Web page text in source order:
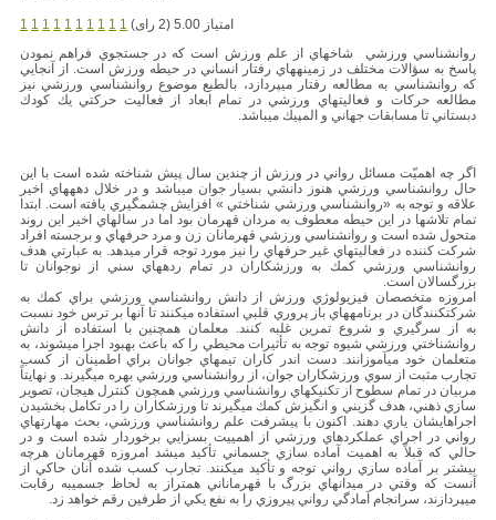
1 1 1 1 1 1 1 1 1 1
امتیاز 5.00 (2 رای)
روان‎شناسي ورزشي شاخه‎اي از علم ورزش است كه در جستجوي فراهم نمودن
پاسخ به سؤالات مختلف در زمينه‎هاي رفتار انساني در حيطه ورزش است. از آنجايي
كه روان‎شناسي به مطالعه رفتار مي‎پردازد، بالطبع موضوع روان‎شناسي ورزشي نيز
مطالعه حركات و فعاليت‎هاي ورزشي در تمام ابعاد از فعاليت حركتي يك كودك
دبستاني تا مسابقات جهاني و المپيك مي‎باشد.
اگر چه اهميّت مسائل رواني در ورزش از چندين سال پيش شناخته شده است با اين
حال روان‎شناسي ورزشي هنوز دانشي بسيار جوان مي‎باشد و در خلال دهه‎هاي اخير
علاقه و توجه به «روان‎شناسي ورزشي شناختي » افزايش چشم‎گيري يافته است. ابتدا
تمام تلاش‎ها در اين حيطه معطوف به مردان قهرمان بود اما در سال‎هاي اخير اين روند
متحول شده است و روان‎شناسي ورزشي قهرمانان زن و مرد حرفه‎اي و برجسته افراد
شركت كننده در فعاليت‎هاي غير حرفه‏اي را نيز مورد توجه قرار مي‎دهد. به عبارتي هدف
روان‎شناسي ورزشي كمك به ورزشكاران در تمام رده‎هاي سني از نوجوانان تا
بزرگسالان است.
امروزه متخصصان فيزيولوژي ورزش از دانش روان‎شناسي ورزشي براي كمك به
شركت‎كنندگان در برنامه‎هاي باز پروري قلبي استفاده مي‎كنند تا آنها بر ترس خود نسبت
به از سرگيري و شروع تمرين غلبه كنند. معلمان همچنين با استفاده از دانش
روانشناختي ورزشي شيوه توجه به تأثيرات محيطي را كه باعث بهبود اجرا مي‎شوند، به
متعلمان خود مي‎آموزانند. دست اندر كاران تيمهاي جوانان براي اطمينان از كسب
تجارب مثبت از سوي ورزشكاران جوان، از روان‎شناسي ورزشي بهره مي‎گيرند. و نهايتاً
مربيان در تمام سطوح از تكنيكهاي روان‎شناسي ورزشي همچون كنترل هيجان، تصوير
سازي ذهني، هدف گزيني و انگيزش كمك مي‎گيرند تا ورزشكاران را در تكامل بخشيدن
اجراهايشان ياري دهند. اكنون با پيشرفت علم روان‎شناسي ورزشي، بحث مهارت‎هاي
رواني در اجراي عملكردهاي ورزشي از اهمييت بسزايي برخوردار شده است و در
حالي كه قبلاً به اهميت آماده سازي جسماني تأكيد مي‎شد امروزه قهرمانان هرچه
بيشتر بر آماده سازي رواني توجه و تأكيد مي‎كنند. تجارب كسب شده آنان حاكي از
آنست كه وقتي در ميدانهاي بزرگ با قهرماناني همتراز به لحاظ جسمي‎به رقابت
مي‎پردازند، سرانجام آمادگي رواني پيروزي را به نفع يكي از طرفين رقم خواهد زد.